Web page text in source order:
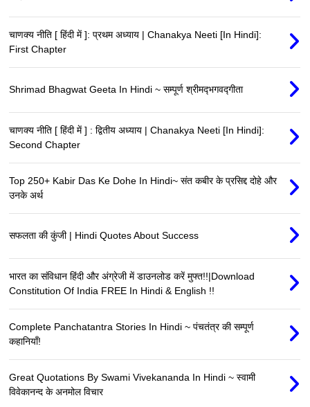
चाणक्य नीति [ हिंदी में ]: प्रथम अध्याय | Chanakya Neeti [In Hindi]:
First Chapter
Shrimad Bhagwat Geeta In Hindi ~ सम्पूर्ण श्रीमद्‍भगवद्‍गीता
चाणक्य नीति [ हिंदी में ] : द्वितीय अध्याय | Chanakya Neeti [In Hindi]:
Second Chapter
Top 250+ Kabir Das Ke Dohe In Hindi~ संत कबीर के प्रसिद्द दोहे और
उनके अर्थ
सफलता की कुंजी | Hindi Quotes About Success
भारत का संविधान हिंदी और अंग्रेजी में डाउनलोड करें मुफ्त!!|Download
Constitution Of India FREE In Hindi & English !!
Complete Panchatantra Stories In Hindi ~ पंचतंत्र की सम्पूर्ण
कहानियाँ!
Great Quotations By Swami Vivekananda In Hindi ~ स्वामी
विवेकानन्द के अनमोल विचार